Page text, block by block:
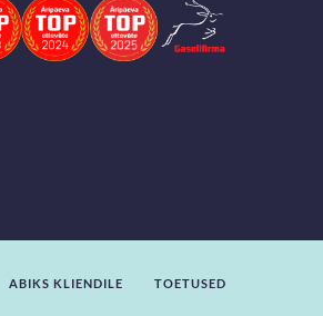
ABIKS KLIENDILE TOETUSED